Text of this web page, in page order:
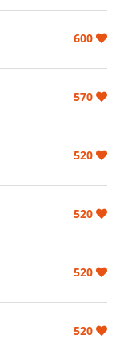
600
570
520
520
520
520